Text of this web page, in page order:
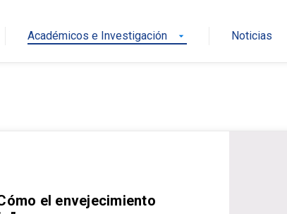
Académicos e Investigación arrow_drop_down Noticias
el envejecimiento